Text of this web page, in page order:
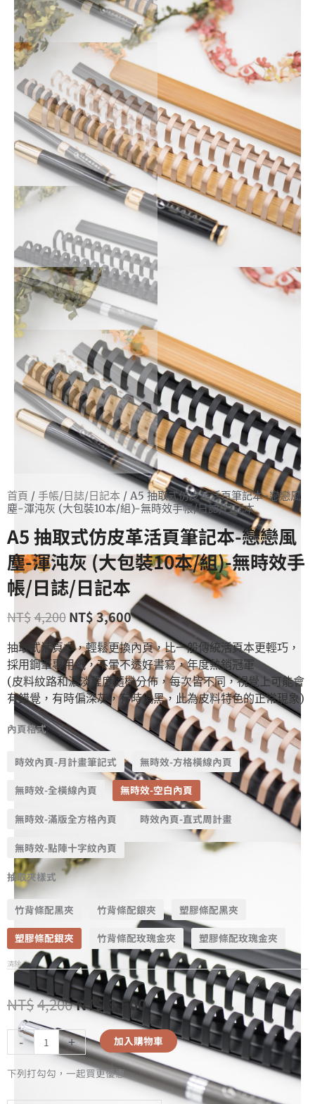
首頁 / 手帳/日誌/日記本 / A5 抽取式仿皮革活頁筆記本-戀戀風
塵-渾沌灰 (大包裝10本/組)-無時效手帳/日誌/日記本
A5 抽取式仿皮革活頁筆記本-戀戀風
塵-渾沌灰 (大包裝10本/組)-無時效手
帳/日誌/日記本
NT$4,200 NT$3,600
抽取式活頁本，輕鬆更換內頁，比一般傳統活頁本更輕巧，
採用鋼筆專用紙，不暈不透好書寫，年度熱銷冠軍
(皮料紋路和濃淡程度隨機分佈，每次皆不同，視覺上可能會
有錯覺，有時偏深灰，有時偏黑，此為皮料特色的正常現象)
內頁格式
時效內頁-月計畫筆記式 無時效-方格橫線內頁
無時效-全橫線內頁 無時效-空白內頁
無時效-滿版全方格內頁 時效內頁-直式周計畫
無時效-點陣十字紋內頁
抽取夾樣式
竹背條配黑夾 竹背條配銀夾 塑膠條配黑夾
塑膠條配銀夾 竹背條配玫瑰金夾 塑膠條配玫瑰金夾
清除
NT$4,200NT$ 3,600
- + 加入購物車
下列打勾勾，一起買更優惠